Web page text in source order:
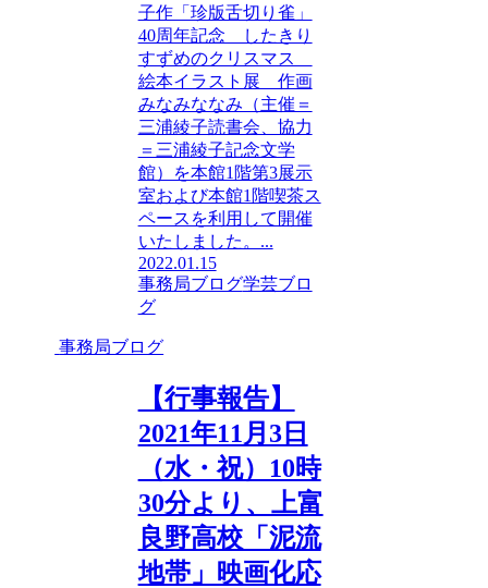
子作「珍版舌切り雀」
40周年記念 したきり
すずめのクリスマス
絵本イラスト展 作画
みなみななみ（主催＝
三浦綾子読書会、協力
＝三浦綾子記念文学
館）を本館1階第3展示
室および本館1階喫茶ス
ペースを利用して開催
いたしました。...
2022.01.15
事務局ブログ学芸ブロ
グ
事務局ブログ
【行事報告】
2021年11月3日
（水・祝）10時
30分より、上富
良野高校「泥流
地帯」映画化応